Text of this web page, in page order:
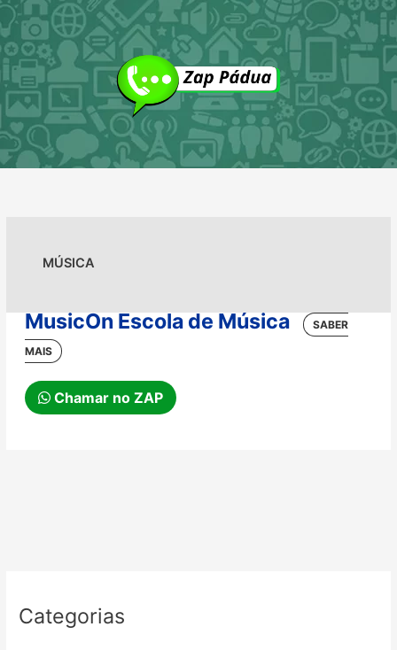
Ir
para
o
conteúdo
MÚSICA
MusicOn Escola de Música
Chamar no ZAP
Categorias